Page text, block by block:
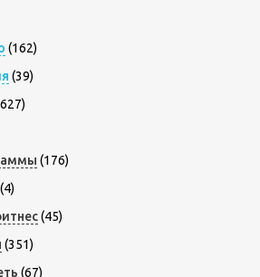
(162)
(39)
(176)
(4)
(45)
(351)
(67)